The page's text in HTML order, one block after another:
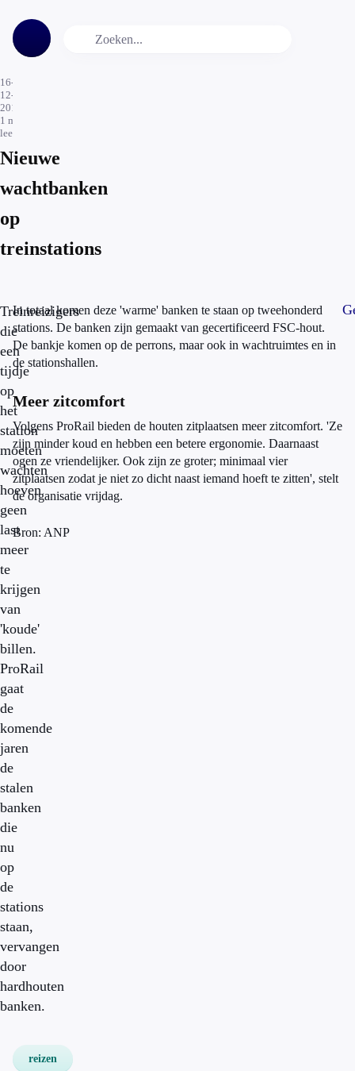
16-
12-
2016
1 min.
leestijd
Nieuwe
wachtbanken
op
treinstations
Treinreizigers
die
een
tijdje
op
het
station
moeten
wachten
hoeven
geen
last
meer
te
krijgen
van
'koude'
billen.
ProRail
gaat
de
komende
jaren
de
stalen
banken
die
nu
op
de
stations
staan,
vervangen
door
hardhouten
banken.
In totaal komen deze 'warme' banken te staan op tweehonderd
stations. De banken zijn gemaakt van gecertificeerd FSC-hout.
De bankje komen op de perrons, maar ook in wachtruimtes en in
de stationshallen.
Meer zitcomfort
Volgens ProRail bieden de houten zitplaatsen meer zitcomfort. 'Ze
zijn minder koud en hebben een betere ergonomie. Daarnaast
ogen ze vriendelijker. Ook zijn ze groter; minimaal vier
zitplaatsen zodat je niet zo dicht naast iemand hoeft te zitten', stelt
de organisatie vrijdag.
Bron: ANP
reizen